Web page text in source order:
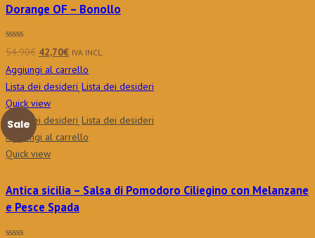
Dorange OF – Bonollo
54,90€ Il
prezzo
originale
era:
54,90€.
42,70€Il
prezzo
attuale
42,70€.
IVA INCL.
Aggiungi al carrello
Lista dei desideri Lista dei desideri
Quick view
Sale
Lista dei desideri Lista dei desideri
Aggiungi al carrello
Quick view
Antica sicilia – Salsa di Pomodoro Ciliegino con Melanzane
e Pesce Spada